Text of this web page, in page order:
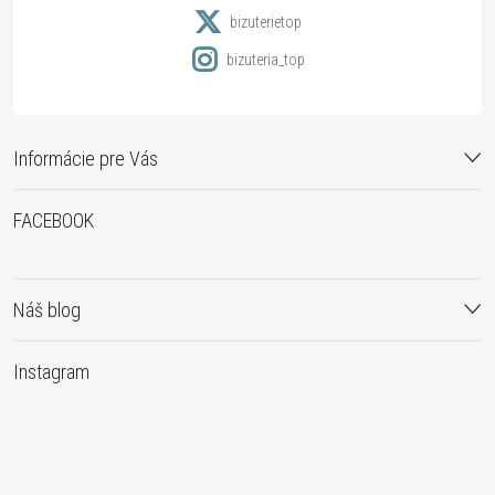
Informácie pre Vás
bizuterietop
bizuteria_top
FACEBOOK
Náš blog
Instagram